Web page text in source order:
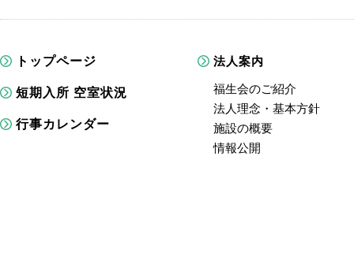
トップページ
短期入所 空室状況
行事カレンダー
法人案内
福生会のご紹介
法人理念・基本方針
施設の概要
情報公開